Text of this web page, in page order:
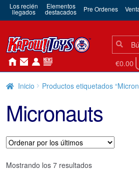
Los recién
llegados
Elementos
destacados Pre Ordenes
€0.00
Inicio Productos etiquetados
Micronauts
Mostrando los 7 resultadosOrdenado